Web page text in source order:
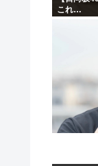
これ…